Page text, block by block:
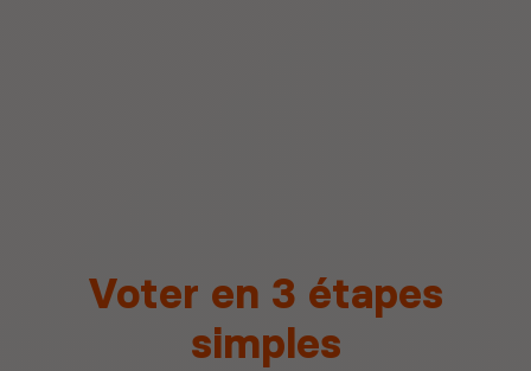
Voter en 3 étapes
simples